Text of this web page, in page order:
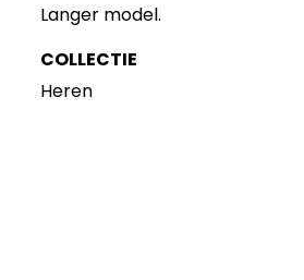
Langer model.
COLLECTIE
Heren